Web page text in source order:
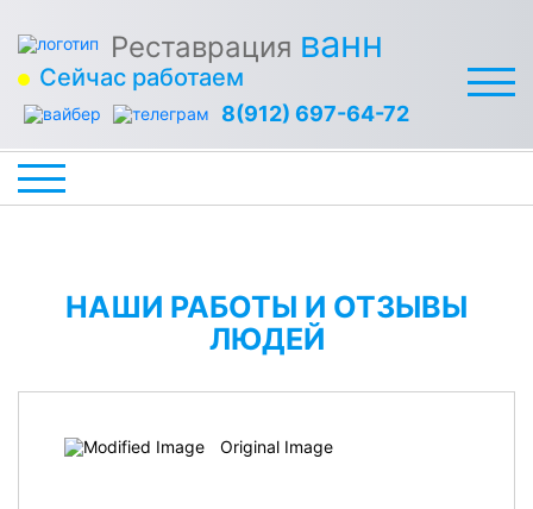
Реставрация ванн
Сейчас работаем
8(912) 697-64-72
НАШИ РАБОТЫ И ОТЗЫВЫ
ЛЮДЕЙ